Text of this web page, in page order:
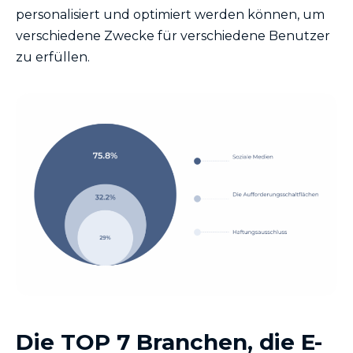
personalisiert und optimiert werden können, um
verschiedene Zwecke für verschiedene Benutzer
zu erfüllen.
Die TOP 7 Branchen, die E-